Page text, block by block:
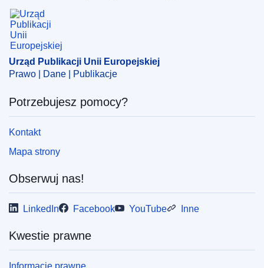
Temat:
prawa do emerytury
(UE)
CELEX : 62021TA0604
IMMC : ARR-T-0604-2021
Urząd Publikacji Unii Europejskiej
Urząd Publikacji Unii Europejskiej
Prawo | Dane | Publikacje
Potrzebujesz pomocy?
Kontakt
Mapa strony
Obserwuj nas!
LinkedIn Facebook YouTube Inne
Kwestie prawne
Informacje prawne